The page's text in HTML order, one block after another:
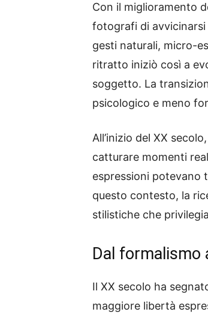
Con il miglioramento
fotografi di avvicinarsi
gesti naturali, micro-
ritratto iniziò così a
soggetto. La
psicologico e meno
All’inizio del XX
catturare momenti
espressioni potevano
questo contesto, la
stilistiche che
Dal formalismo
Il XX secolo ha
maggiore libertà